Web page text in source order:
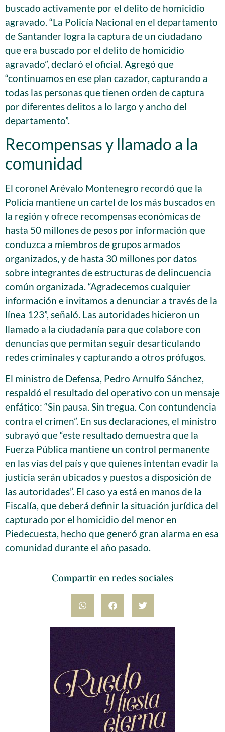
Compartir en redes sociales
buscado activamente por el delito de homicidio
agravado. “La Policía Nacional en el departamento
de Santander logra la captura de un ciudadano
que era buscado por el delito de homicidio
agravado”, declaró el oficial. Agregó que
“continuamos en ese plan cazador, capturando a
todas las personas que tienen orden de captura
por diferentes delitos a lo largo y ancho del
departamento”.
Recompensas y llamado a la
comunidad
El coronel Arévalo Montenegro recordó que la
Policía mantiene un cartel de los más buscados en
la región y ofrece recompensas económicas de
hasta 50 millones de pesos por información que
conduzca a miembros de grupos armados
organizados, y de hasta 30 millones por datos
sobre integrantes de estructuras de delincuencia
común organizada. “Agradecemos cualquier
información e invitamos a denunciar a través de la
línea 123”, señaló. Las autoridades hicieron un
llamado a la ciudadanía para que colabore con
denuncias que permitan seguir desarticulando
redes criminales y capturando a otros prófugos.
El ministro de Defensa, Pedro Arnulfo Sánchez,
respaldó el resultado del operativo con un mensaje
enfático: “Sin pausa. Sin tregua. Con contundencia
contra el crimen”. En sus declaraciones, el ministro
subrayó que “este resultado demuestra que la
Fuerza Pública mantiene un control permanente
en las vías del país y que quienes intentan evadir la
justicia serán ubicados y puestos a disposición de
las autoridades”. El caso ya está en manos de la
Fiscalía, que deberá definir la situación jurídica del
capturado por el homicidio del menor en
Piedecuesta, hecho que generó gran alarma en esa
comunidad durante el año pasado.